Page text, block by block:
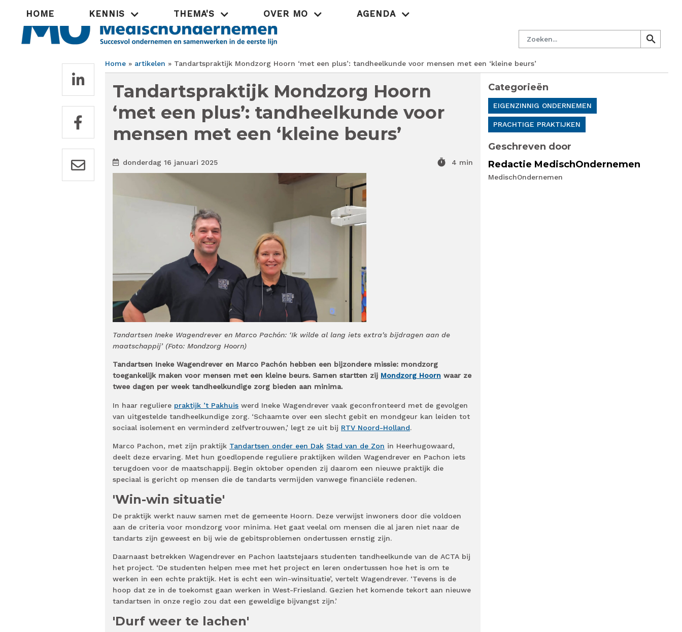
Zoeken
search
search
Hoofdnavigatie
HOME KENNIS THEMA'S OVER MO AGENDA
Home artikelen Tandartspraktijk Mondzorg Hoorn ‘met een plus’: tandheelkunde voor mensen met een ‘kleine beurs’
Tandartspraktijk Mondzorg Hoorn
‘met een plus’: tandheelkunde voor
mensen met een ‘kleine beurs’
donderdag 16 januari 2025 timer 4 min
Tandartsen Ineke Wagendrever en Marco Pachón: ‘Ik wilde al lang iets extra's bijdragen aan de
maatschappij’ (Foto: Mondzorg Hoorn)
Tandartsen Ineke Wagendrever en Marco Pachón hebben een bijzondere missie: mondzorg
toegankelijk maken voor mensen met een kleine beurs. Samen startten zij Mondzorg Hoorn waar ze
twee dagen per week tandheelkundige zorg bieden aan minima.
In haar reguliere praktijk ’t Pakhuis werd Ineke Wagendrever vaak geconfronteerd met de gevolgen
van uitgestelde tandheelkundige zorg. ‘Schaamte over een slecht gebit en mondgeur kan leiden tot
sociaal isolement en verminderd zelfvertrouwen,’ legt ze uit bij RTV Noord-Holland.
Marco Pachon, met zijn praktijk Tandartsen onder een Dak Stad van de Zon in Heerhugowaard,
deelt deze ervaring. Met hun goedlopende reguliere praktijken wilden Wagendrever en Pachon iets
terugdoen voor de maatschappij. Begin oktober openden zij daarom een nieuwe praktijk die
speciaal is gericht op mensen die de tandarts vermijden vanwege financiële redenen.
'Win-win situatie'
De praktijk werkt nauw samen met de gemeente Hoorn. Deze verwijst inwoners door die voldoen
aan de criteria voor mondzorg voor minima. Het gaat veelal om mensen die al jaren niet naar de
tandarts zijn geweest en bij wie de gebitsproblemen ondertussen ernstig zijn.
Daarnaast betrekken Wagendrever en Pachon laatstejaars studenten tandheelkunde van de ACTA bij
het project. ‘De studenten helpen mee met het project en leren ondertussen hoe het is om te
werken in een echte praktijk. Het is echt een win-winsituatie’, vertelt Wagendrever. ‘Tevens is de
hoop dat ze in de toekomst gaan werken in West-Friesland. Gezien het komende tekort aan nieuwe
tandartsen in onze regio zou dat een geweldige bijvangst zijn.’
'Durf weer te lachen'
Categorieën
EIGENZINNIG ONDERNEMEN
PRACHTIGE PRAKTIJKEN
Geschreven door
Redactie MedischOndernemen
MedischOndernemen